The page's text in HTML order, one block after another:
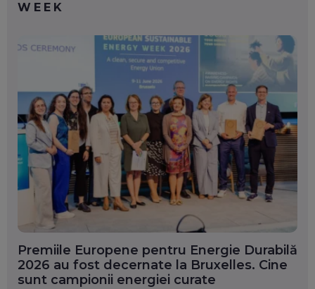
WEEK
Premiile Europene pentru Energie Durabilă
2026 au fost decernate la Bruxelles. Cine
sunt campionii energiei curate